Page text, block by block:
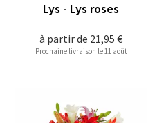
à partir de 21,95 €
Lys - Lys roses
Prochaine livraison le 11 août